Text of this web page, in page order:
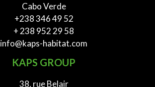
Cabo Verde
+238 346 49 52
+ 238 952 29 58
info@kaps-habitat.com
KAPS GROUP
38, rue Belair